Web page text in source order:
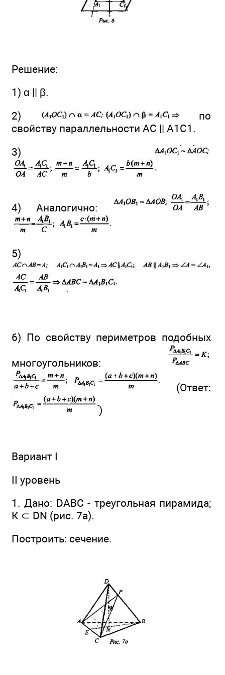
Решение:
1) α || β.
2)
по
свойству параллельности АС || А1С1.
3)
4) Аналогично:
5)
6) По свойству периметров подобных
многоугольников:
(Ответ:
)
Вариант I
II уровень
1. Дано: DABC - треугольная пирамида;
К ⊂ DN (рис. 7а).
Построить: сечение.